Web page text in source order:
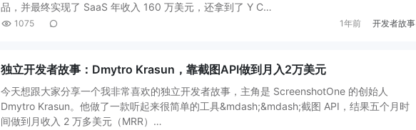
品，并最终实现了 SaaS 年收入 160 万美元，还拿到了 Y C…
1075 1年前 开发者故事
独立开发者故事：Dmytro Krasun，靠截图API做到月入2万美元
今天想跟大家分享一个我非常喜欢的独立开发者故事，主角是 ScreenshotOne 的创始人
Dmytro Krasun。他做了一款听起来很简单的工具&mdash;&mdash;截图 API，结果五个月时
间做到月收入 2 万多美元（MRR）…